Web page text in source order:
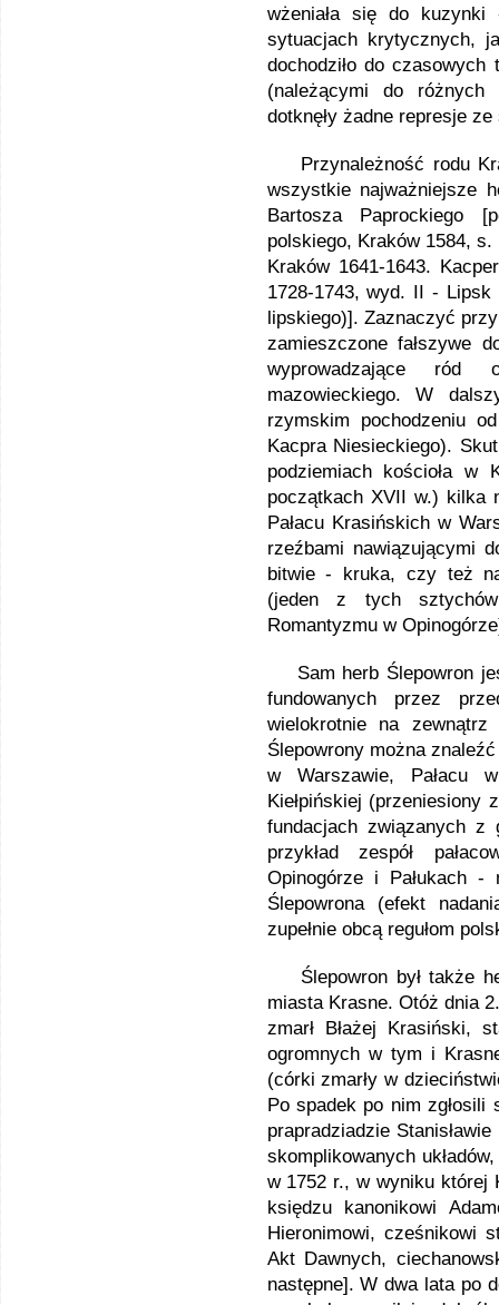
wżeniała się do
sytuacjach krytycznych,
dochodziło do
(należącymi do
dotknęły żadne represje ze
Przynależność rodu
wszystkie najważniejsze
Bartosza Paprockiego
polskiego, Kraków 1584,
Kraków 1641-1643.
1728-1743, wyd. II - Lipsk
lipskiego)]. Zaznaczyć
zamieszczone fałszywe
wyprowadzające ród
mazowieckiego. W
rzymskim pochodzeniu
Kacpra Niesieckiego).
podziemiach kościoła w
początkach XVII w.) kilka
Pałacu Krasińskich w
rzeźbami nawiązującymi
bitwie - kruka, czy też
(jeden z tych
Romantyzmu w
Sam herb Ślepowron
fundowanych przez
wielokrotnie na
Ślepowrony można
w Warszawie, Pałacu
Kiełpińskiej (przeniesiony
fundacjach związanych z
przykład zespół
Opinogórze i Pałukach -
Ślepowrona (efekt
zupełnie obcą regułom
Ślepowron był także
miasta Krasne. Otóż dnia
zmarł Błażej Krasiński,
ogromnych w tym i
(córki zmarły w
Po spadek po nim
prapradziadzie
skomplikowanych
w 1752 r., w wyniku której
księdzu kanonikowi
Hieronimowi, cześnikowi
Akt Dawnych,
następne]. W dwa lata po